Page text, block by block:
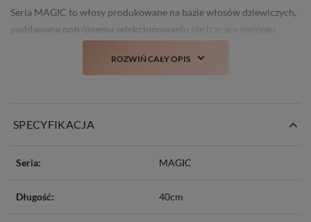
Seria MAGIC to włosy produkowane na bazie włosów dziewiczych,
poddawane potrójnemu selekcjonowaniu nie tracące swojego
świeżego wyglądu i struktury nawet po kilku myciach.
Prawdziwa nowość itotalny TOP włosów doczepianych w Polsce!
ROZWIŃ CAŁY OPIS
SPECYFIKACJA
Seria: MAGIC
Długość: 40cm